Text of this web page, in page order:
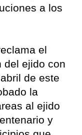
a los
el
del ejido con
de este
la
al ejido
y